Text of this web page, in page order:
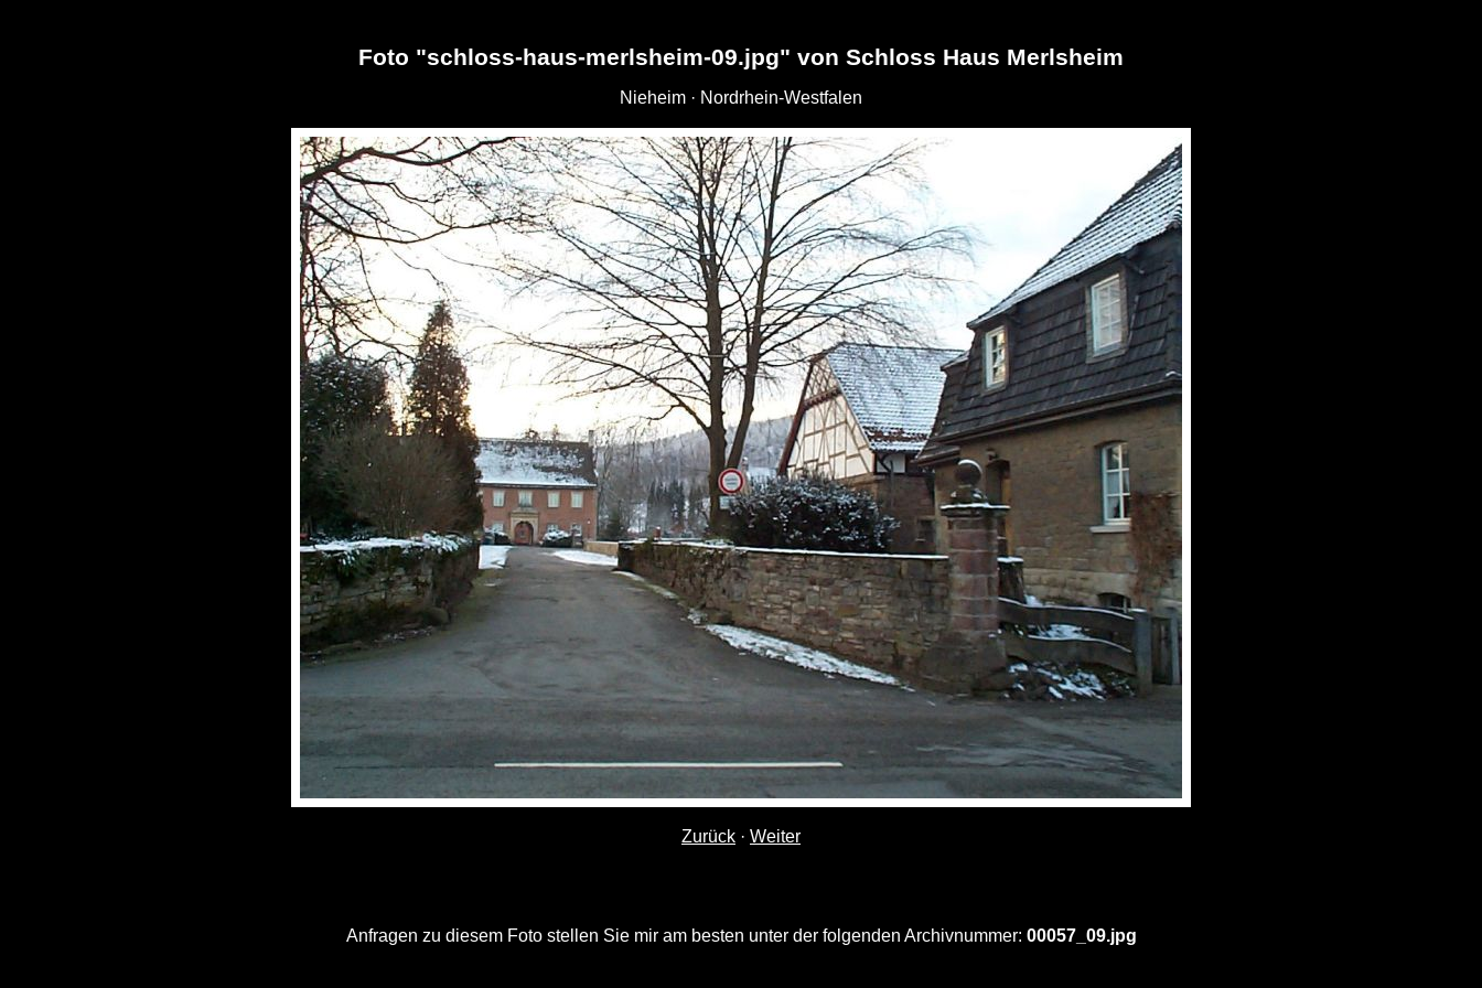
Foto "schloss-haus-merlsheim-09.jpg" von Schloss Haus Merlsheim
Nieheim · Nordrhein-Westfalen
Zurück · Weiter
Anfragen zu diesem Foto stellen Sie mir am besten unter der folgenden Archivnummer: 00057_09.jpg